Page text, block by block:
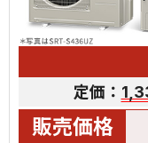
定価：
販売価格